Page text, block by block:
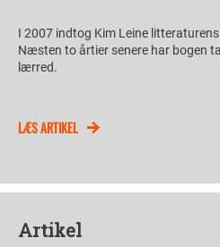
I 2007 indtog Kim Leine
Næsten to årtier senere har bogen
lærred.
LÆS ARTIKEL
Artikel